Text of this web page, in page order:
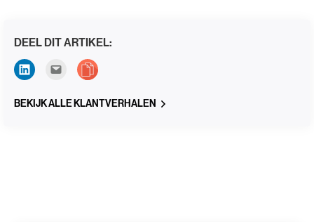
DEEL DIT ARTIKEL:
BEKIJK ALLE KLANTVERHALEN